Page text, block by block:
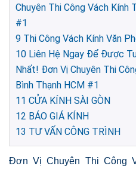
Chuyên Thi Công Vách Kính
#1
9 Thi Công Vách Kính Văn
10 Liên Hệ Ngay Để Được
Nhất! Đơn Vị Chuyên Thi
Bình Thạnh HCM #1
11 CỬA KÍNH SÀI GÒN
12 BÁO GIÁ KÍNH
13 TƯ VẤN CÔNG TRÌNH
Đơn Vị Chuyên Thi Công